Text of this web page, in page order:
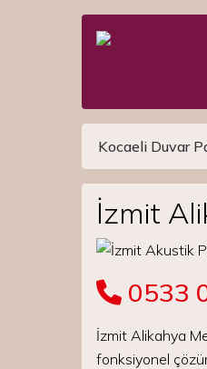
Main
Kocaeli Duvar
İzmit
0533
İzmit Alikahya
fonksiyonel